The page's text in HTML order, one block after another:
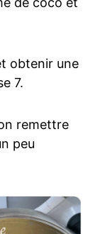
obtenir une
7.
remettre
peu